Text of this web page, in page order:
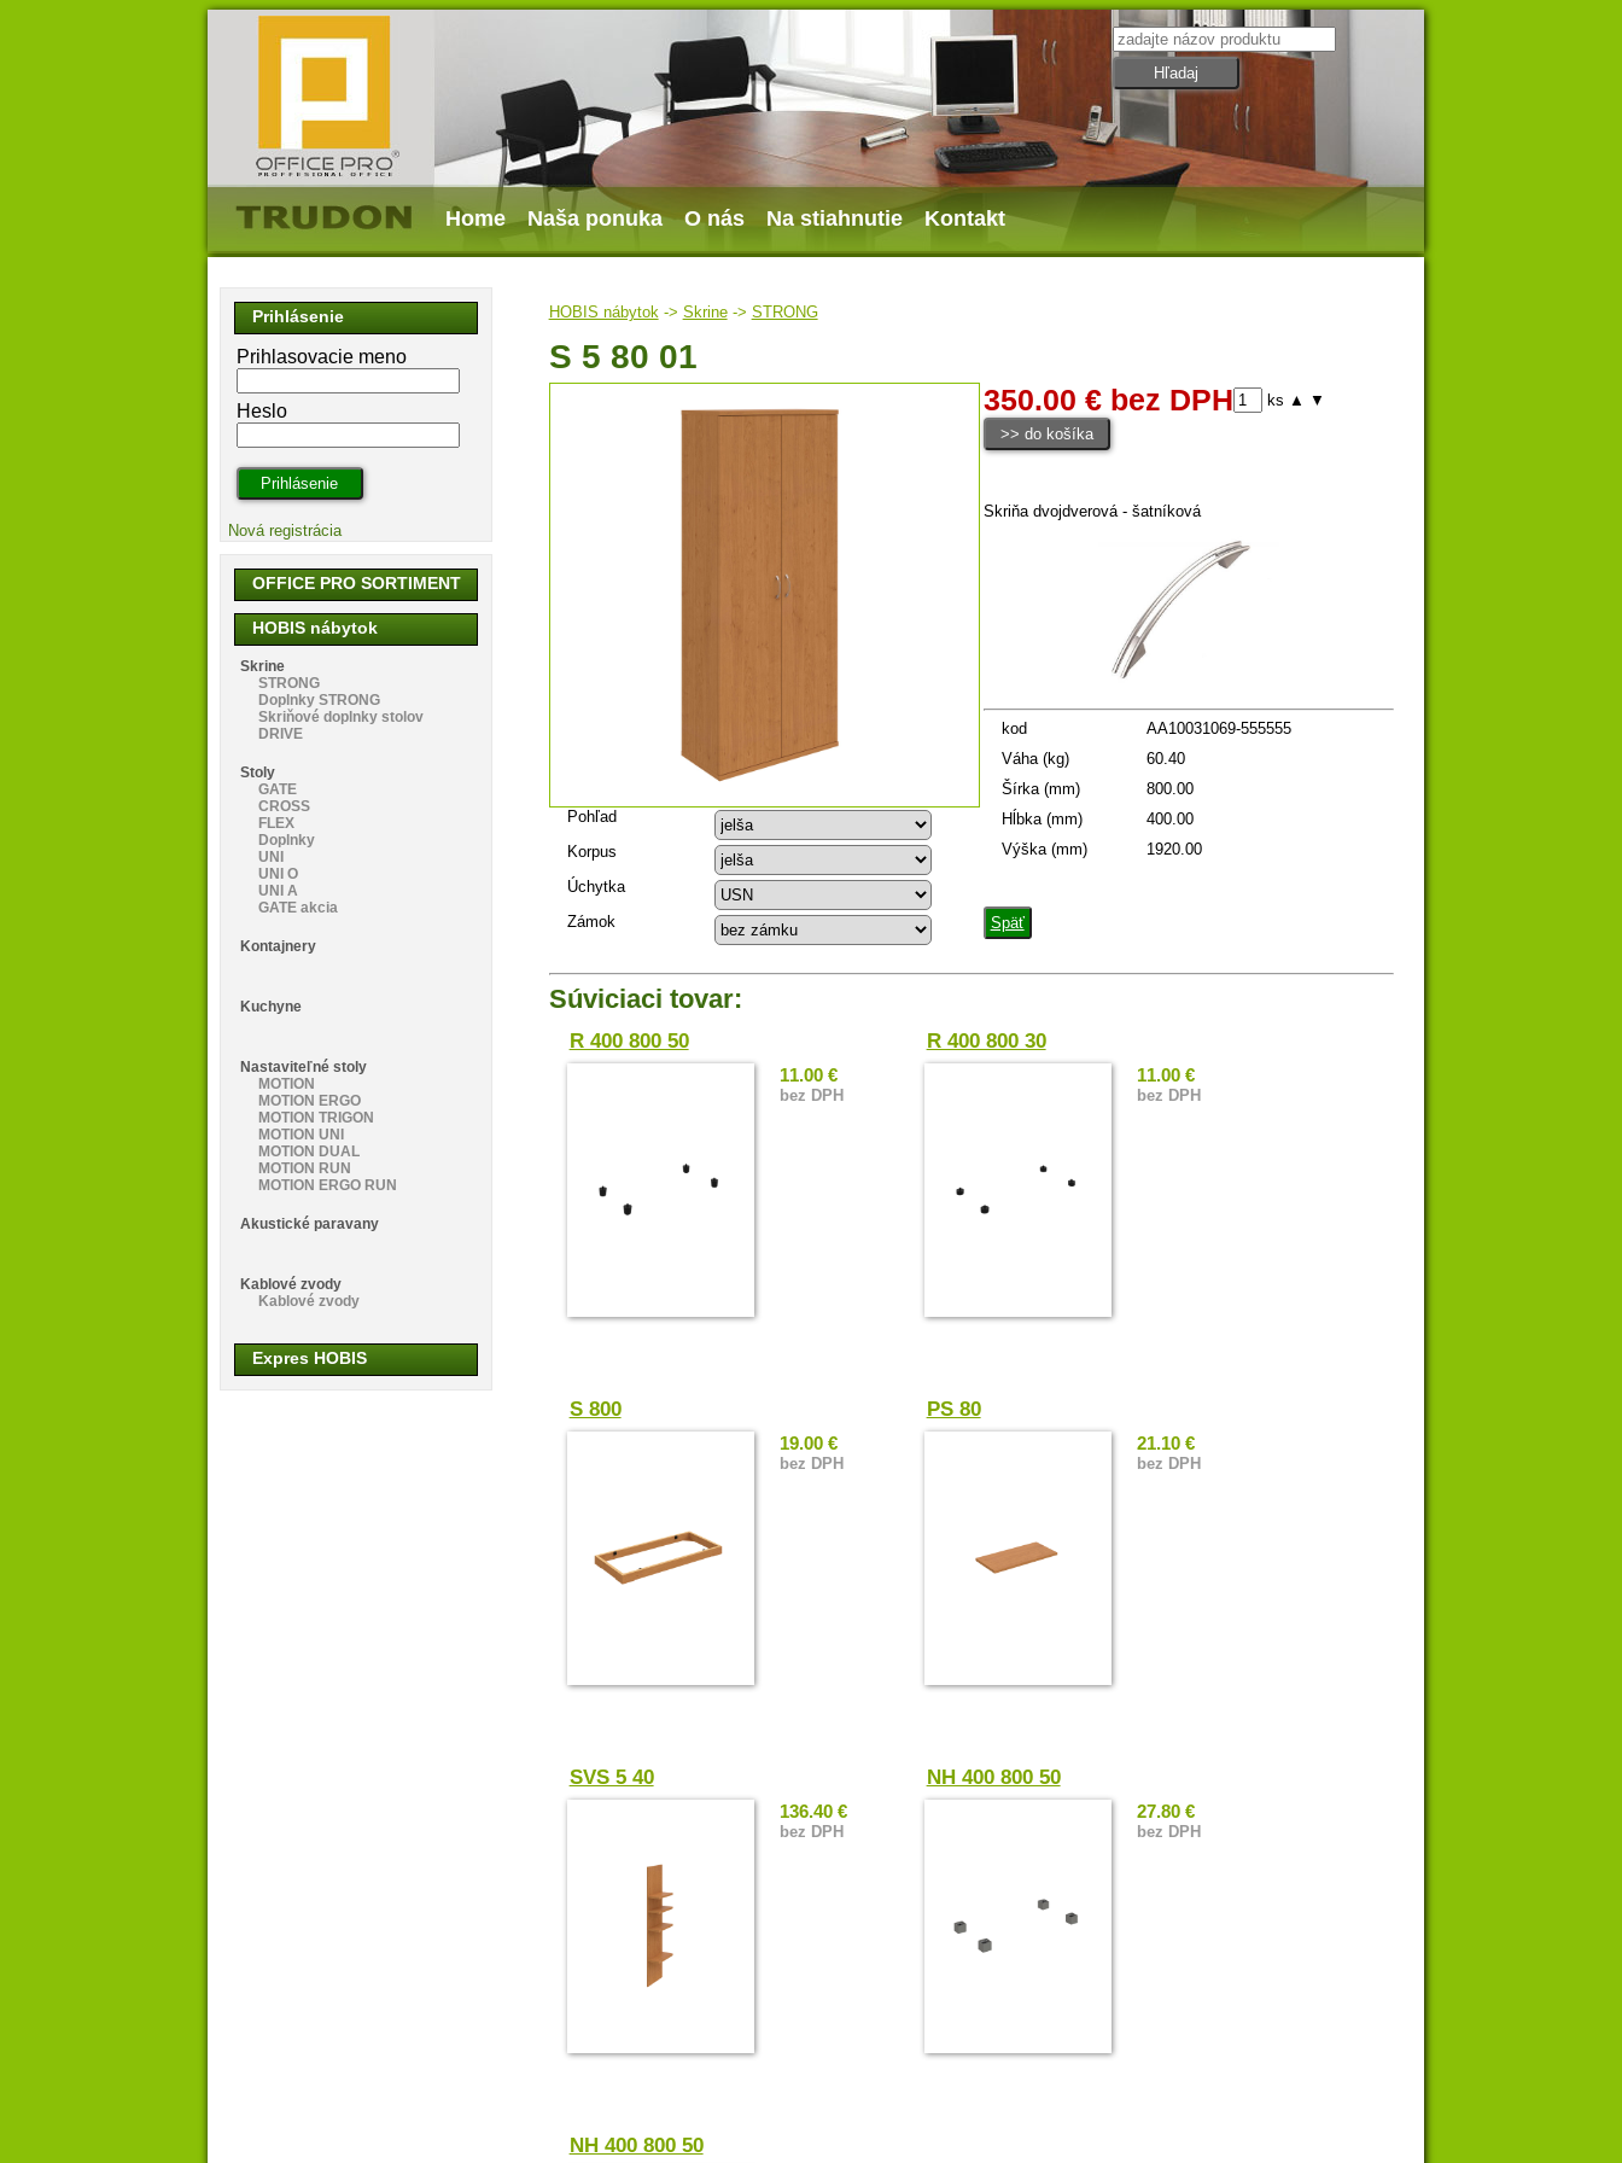
Home Naša ponuka O nás Na stiahnutie Kontakt
HOBIS nábytok-> Skrine-> STRONG
S 5 80 01
Pohľad
Korpus
Úchytka
Zámok
350.00 € bez DPH ks ▲ ▼
Skriňa dvojdverová - šatníková
kod
AA10031069-555555
Váha (kg)
60.40
Šírka (mm)
800.00
Hĺbka (mm)
400.00
Výška (mm)
1920.00
Späť
Súviciaci tovar:
R 400 800 50
11.00 €
bez DPH
R 400 800 30
11.00 €
bez DPH
S 800
19.00 €
bez DPH
PS 80
21.10 €
bez DPH
SVS 5 40
136.40 €
bez DPH
NH 400 800 50
27.80 €
bez DPH
NH 400 800 50
Prihlásenie
Prihlasovacie meno
Heslo
Nová registrácia
OFFICE PRO SORTIMENT
HOBIS nábytok
Skrine
STRONG
Doplnky STRONG
Skriňové doplnky stolov
DRIVE
Stoly
GATE
CROSS
FLEX
Doplnky
UNI
UNI O
UNI A
GATE akcia
Kontajnery
Kuchyne
Nastaviteľné stoly
MOTION
MOTION ERGO
MOTION TRIGON
MOTION UNI
MOTION DUAL
MOTION RUN
MOTION ERGO RUN
Akustické paravany
Kablové zvody
Kablové zvody
Expres HOBIS